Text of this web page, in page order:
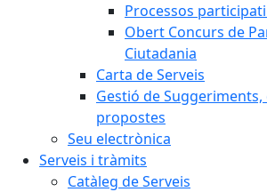
Processos
Obert Concurs de
Ciutadania
Carta de Serveis
Gestió de Suggeriments,
propostes
Seu electrònica
Serveis i tràmits
Catàleg de Serveis